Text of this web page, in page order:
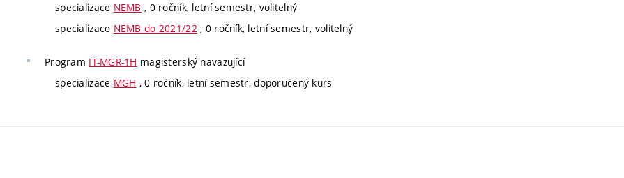
specializace NEMB , 0 ročník, letní semestr, volitelný
specializace NEMB do 2021/22, 0 ročník, letní semestr, volitelný
Program IT-MGR-1H magisterský navazující
specializace MGH , 0 ročník, letní semestr, doporučený kurs